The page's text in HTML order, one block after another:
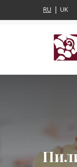
RU UK